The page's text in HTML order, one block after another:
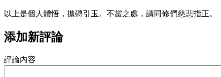
以上是個人體悟，拋磚引玉。不當之處，請同修們慈悲指正。
添加新評論
評論內容